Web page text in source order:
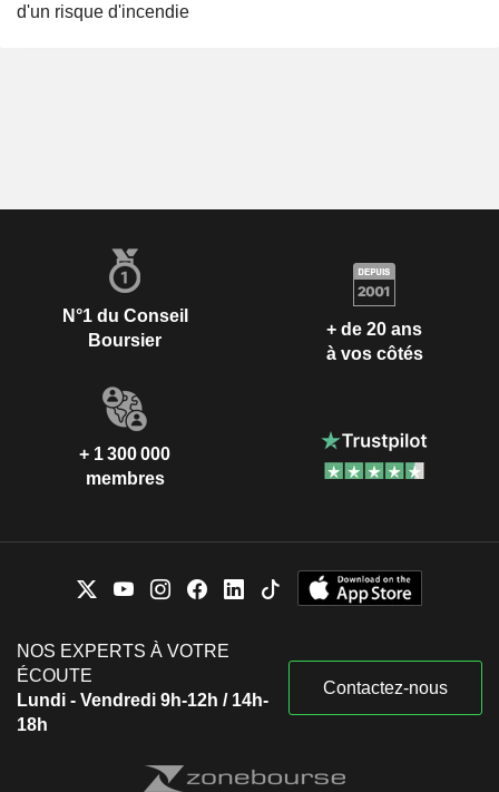
d'un risque d'incendie
N°1 du Conseil
Boursier
+ de 20 ans
à vos côtés
+ 1 300 000
membres
NOS EXPERTS À VOTRE
ÉCOUTE
Lundi - Vendredi 9h-12h / 14h-
18h
Contactez-nous